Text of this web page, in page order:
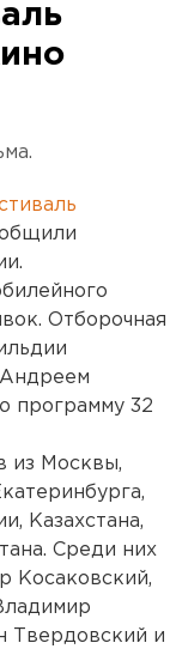
Отборочная
программу 32
из Москвы,
Казахстана,
Среди них
Косаковский,
Твердовский и